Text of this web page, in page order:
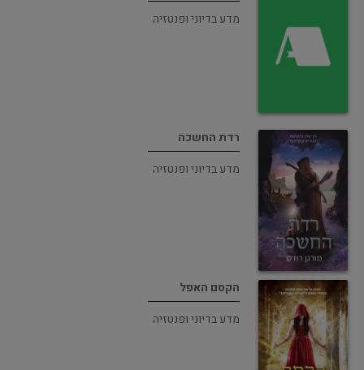
מדע בדיוני ופנטזיה
רדת החשכה
מדע בדיוני ופנטזיה
הקסם האפל
מדע בדיוני ופנטזיה